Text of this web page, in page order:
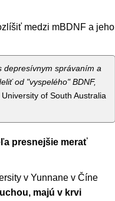
medzi mBDNF a jeho
depresívnym správaním a
od "vyspelého" BDNF,
of South Australia
presnejšie merať
v Yunnane v Číne
majú v krvi